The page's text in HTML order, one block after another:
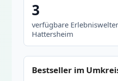
3
verfügbare
Hattersheim
Bestseller im